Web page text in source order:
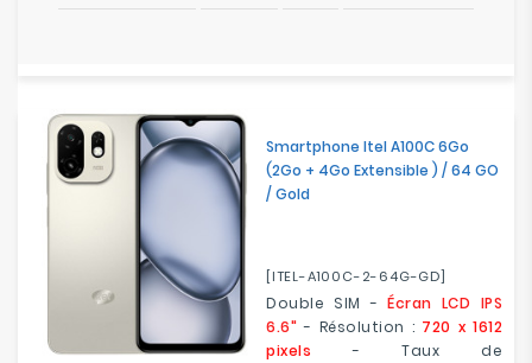
Smartphone Itel A100C 6Go
(2Go + 4Go Extensible ) / 64 GO
/ Gold
[ITEL-A100C-2-64G-GD]
Double SIM -Écran LCD IPS
6.6" - Résolution : 720 x 1612
pixels - Taux de